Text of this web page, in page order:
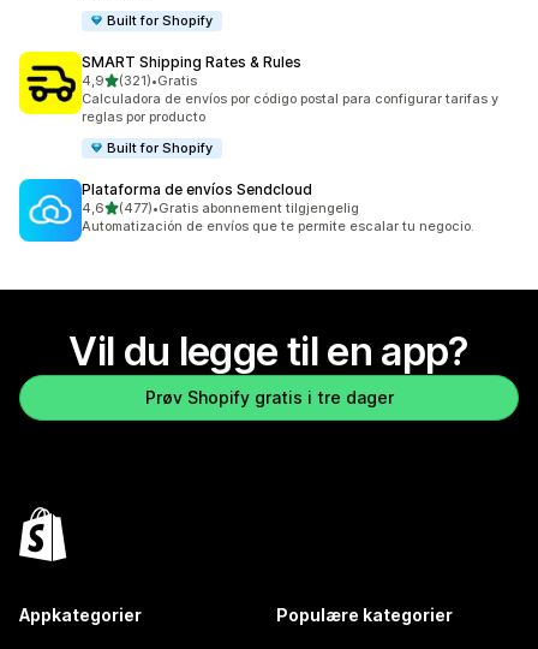
Built for Shopify
SMART Shipping Rates & Rules
4,9av 5 stjerner
(321)
Totalt 321 omtaler
•Gratis
Calculadora de envíos por código postal para configurar tarifas y
reglas por producto
Built for Shopify
Plataforma de envíos Sendcloud
4,6av 5 stjerner
(477)
Totalt 477 omtaler
•Gratis abonnement tilgjengelig
Automatización de envíos que te permite escalar tu negocio.
Vil du legge til en app?
Prøv Shopify gratis i tre dager
Appkategorier Populære kategorier